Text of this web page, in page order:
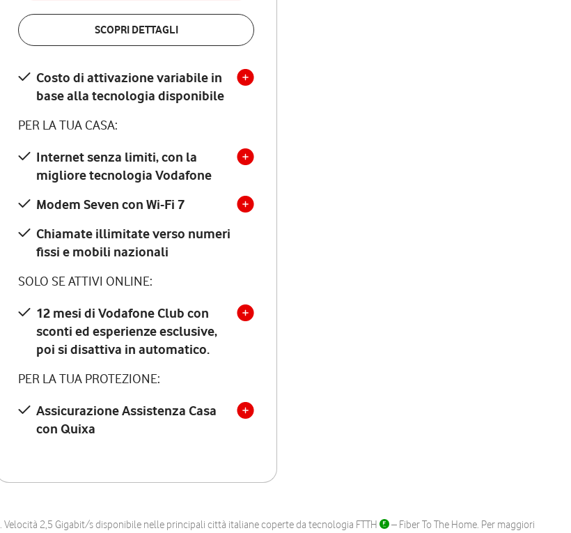
SCOPRI DETTAGLI
Costo di attivazione variabile in
base alla tecnologia disponibile
PER LA TUA CASA:
Internet senza limiti, con la
migliore tecnologia Vodafone
Modem Seven con Wi-Fi 7
Chiamate illimitate verso numeri
fissi e mobili nazionali
SOLO SE ATTIVI ONLINE:
12 mesi di Vodafone Club con
sconti ed esperienze esclusive,
poi si disattiva in automatico.
PER LA TUA PROTEZIONE:
Assicurazione Assistenza Casa
con Quixa
. Velocità 2,5 Gigabit/s disponibile nelle principali città italiane coperte da tecnologia FTTH
– Fiber To The Home. Per maggiori